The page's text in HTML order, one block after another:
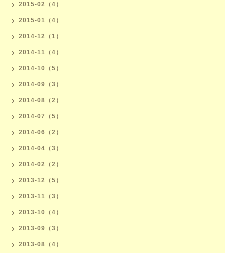
2015-02（4）
2015-01（4）
2014-12（1）
2014-11（4）
2014-10（5）
2014-09（3）
2014-08（2）
2014-07（5）
2014-06（2）
2014-04（3）
2014-02（2）
2013-12（5）
2013-11（3）
2013-10（4）
2013-09（3）
2013-08（4）